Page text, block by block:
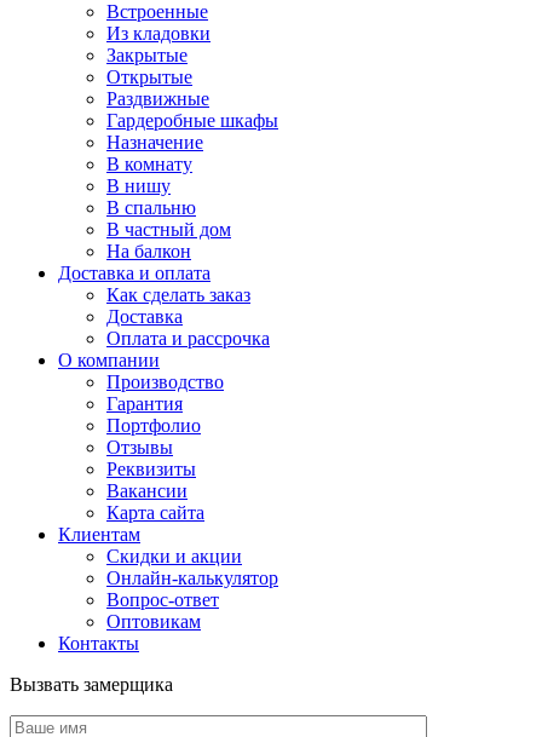
Встроенные
Из кладовки
Закрытые
Открытые
Раздвижные
Гардеробные шкафы
Назначение
В комнату
В нишу
В спальню
В частный дом
На балкон
Доставка и оплата
Как сделать заказ
Доставка
Оплата и рассрочка
О компании
Производство
Гарантия
Портфолио
Отзывы
Реквизиты
Вакансии
Карта сайта
Клиентам
Скидки и акции
Онлайн-калькулятор
Вопрос-ответ
Оптовикам
Контакты
Вызвать замерщика